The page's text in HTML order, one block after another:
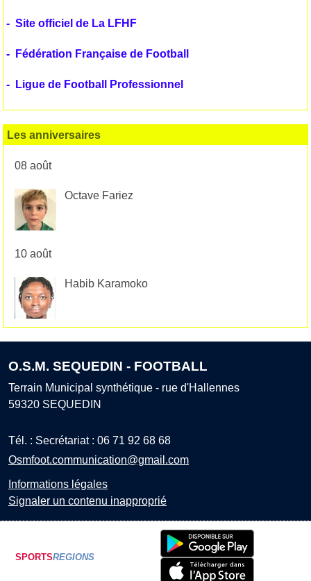
- Site officiel de La LFHF
- Fédération Française de Football
- Ligue de Football Professionnel
Les anniversaires
08 août
Octave Fariez
10 août
Habib Karamoko
O.S.M. SEQUEDIN - FOOTBALL
Terrain Municipal synthétique - rue d'Hallennes
59320 SEQUEDIN
Tél. : Secrétariat : 06 71 92 68 68
Osmfoot.communication@gmail.com
Informations légales
Signaler un contenu inapproprié
SPORTSREGIONS